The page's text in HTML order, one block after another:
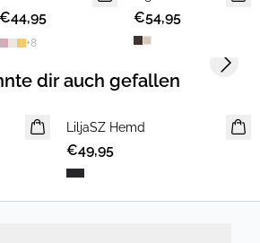
2 FOR €65
€44,95
+8
€54,95
dir auch gefallen
LiljaSZ Hemd
€49,95
Next